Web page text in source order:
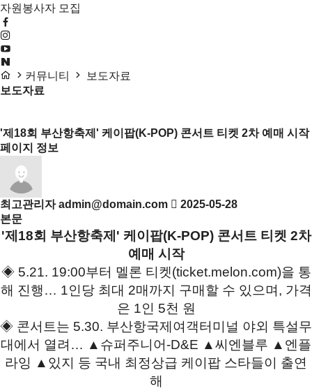
자원봉사자 모집
커뮤니티
보도자료
보도자료
'제18회 부산항축제' 케이팝(K-POP) 콘서트 티켓 2차 예매 시작
페이지 정보
최고관리자 admin@domain.com
2025-05-28
본문
'제18회 부산항축제' 케이팝(K-POP) 콘서트 티켓 2차
예매 시작
◈ 5.21. 19:00부터 멜론 티켓(ticket.melon.com)을 통
해 진행… 1인당 최대 2매까지 구매할 수 있으며, 가격
은 1인 5천 원
◈ 콘서트는 5.30. 부산항국제여객터미널 야외 특설무
대에서 열려… ▲슈퍼주니어-D&E ▲씨엔블루 ▲엔플
라잉 ▲있지 등 국내 최정상급 케이팝 스타들이 출연
해